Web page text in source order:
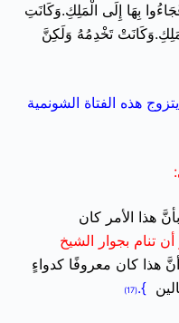
بِهَا إِلَى الْمَلِكِ.وَكَانَتِ
تَخْدِمُهُ وَلَكِنَّ
هذه الفتاة الشونمية
هذا الأمر كان
تنام بجوار الشيخ
هذا كان معروفًا كدواءٍ
}.
(17)